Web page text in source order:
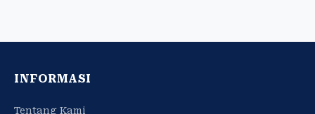
INFORMASI
Tentang Kami